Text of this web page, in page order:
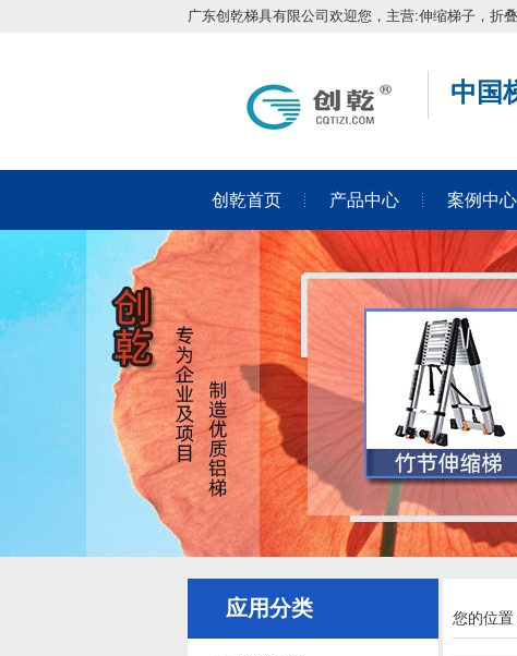
广东创乾梯具有限公司欢迎您，主营:伸缩梯子，折
中国
创乾首页 产品中心 案例中心
在线留言
应用分类 您的位置